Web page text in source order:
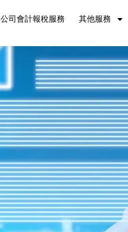
公司會計報稅服務 其他服務